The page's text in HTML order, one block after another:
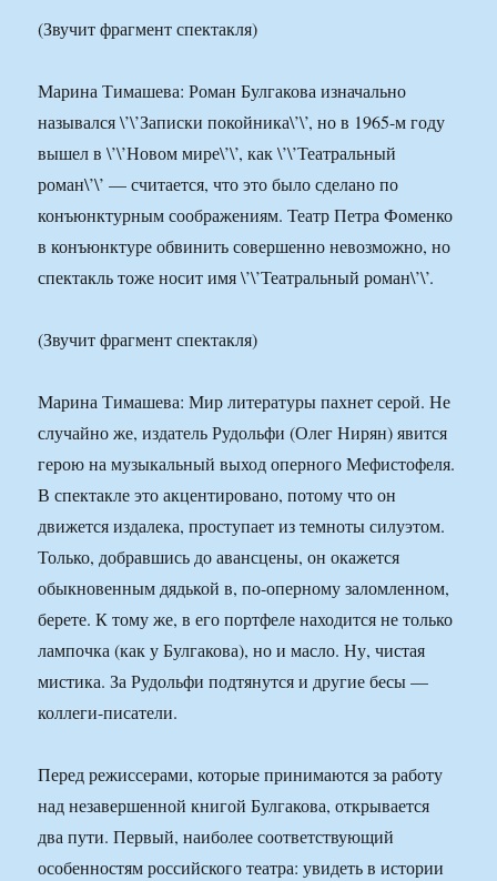
(Звучит фрагмент спектакля)
Марина Тимашева: Роман Булгакова изначально
назывался \’\’Записки покойника\’\’, но в 1965-м году
вышел в \’\’Новом мире\’\’, как \’\’Театральный
роман\’\’ — считается, что это было сделано по
конъюнктурным соображениям. Театр Петра Фоменко
в конъюнктуре обвинить совершенно невозможно, но
спектакль тоже носит имя \’\’Театральный роман\’\’.
(Звучит фрагмент спектакля)
Марина Тимашева: Мир литературы пахнет серой. Не
случайно же, издатель Рудольфи (Олег Нирян) явится
герою на музыкальный выход оперного Мефистофеля.
В спектакле это акцентировано, потому что он
движется издалека, проступает из темноты силуэтом.
Только, добравшись до авансцены, он окажется
обыкновенным дядькой в, по-оперному заломленном,
берете. К тому же, в его портфеле находится не только
лампочка (как у Булгакова), но и масло. Ну, чистая
мистика. За Рудольфи подтянутся и другие бесы —
коллеги-писатели.
Перед режиссерами, которые принимаются за работу
над незавершенной книгой Булгакова, открывается
два пути. Первый, наиболее соответствующий
особенностям российского театра: увидеть в истории